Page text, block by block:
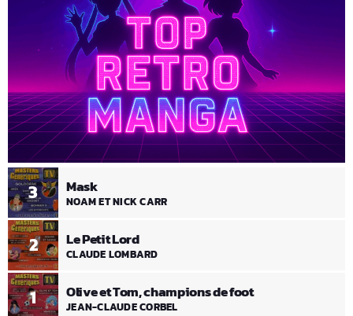
1 Olive et Tom, champions de foot
JEAN-CLAUDE CORBEL
2 Le Petit Lord
CLAUDE LOMBARD
3 Mask
NOAM ET NICK CARR